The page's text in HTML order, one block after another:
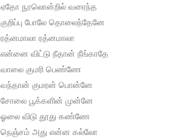
ஏதோ நூலொன்றில் வரைந்த
குறிப்பு போலே தொலைந்தேனே
ரத்னமாலா ரத்னமாலா
என்னை விட்டு நீதான் நீங்காதே
வாலை குமரி பெண்ணே
வந்தான் குமரன் பொன்னே
சோலை பூக்களின் முன்னே
ஓலை விடு தூது கண்ணே
நெஞ்சம் அது என்ன கல்லோ